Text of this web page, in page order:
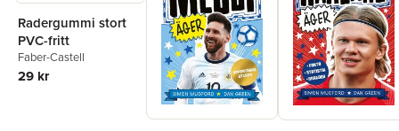
Radergummi stort
PVC-fritt
Faber-Castell
29 kr